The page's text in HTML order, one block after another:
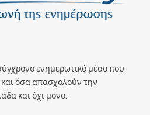
ενημερωτικό μέσο που
και όσα απασχολούν την
και όχι μόνο.